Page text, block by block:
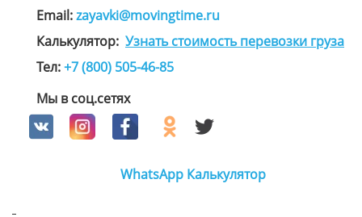
Email:zayavki@movingtime.ru
Калькулятор: Узнать стоимость перевозки груза
Тел:+7 (800) 505-46-85
Мы в соц.сетях
WhatsApp Калькулятор